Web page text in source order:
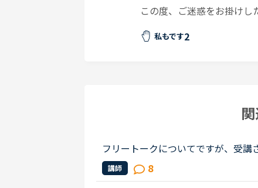
この度、ご迷惑をお掛けし
私もです2
フリートークについてですが、受
ることあれば教えていただけないで
リートークを受講する機会を増やし...
講師 8